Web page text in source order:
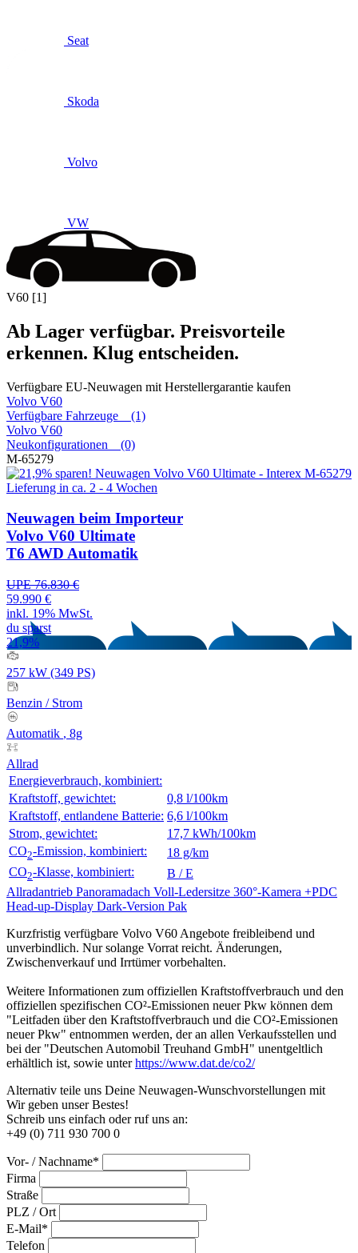
Seat
Skoda
Volvo
VW
V60 [1]
Ab Lager verfügbar. Preisvorteile
erkennen. Klug entscheiden.
Verfügbare EU-Neuwagen mit Herstellergarantie kaufen
Volvo V60
Verfügbare Fahrzeuge (1)
Volvo V60
Neukonfigurationen (0)
M-65279
Lieferung in ca. 2 - 4 Wochen
Neuwagen beim Importeur
Volvo V60 Ultimate
T6 AWD Automatik
UPE 76.830 €
59.990 €
inkl. 19% MwSt.
du sparst
21,9%
257 kW (349 PS)
Benzin / Strom
Automatik , 8g
Allrad
Energieverbrauch, kombiniert:
Kraftstoff, gewichtet:
0,8 l/100km
Kraftstoff, entlandene Batterie: 6,6 l/100km
Strom, gewichtet:
17,7 kWh/100km
CO2-Emission, kombiniert:
18 g/km
CO2-Klasse, kombiniert:
B / E
Allradantrieb Panoramadach Voll-Ledersitze 360°-Kamera +PDC
Head-up-Display Dark-Version Pak
Kurzfristig verfügbare Volvo V60 Angebote freibleibend und
unverbindlich. Nur solange Vorrat reicht. Änderungen,
Zwischenverkauf und Irrtümer vorbehalten.
Weitere Informationen zum offiziellen Kraftstoffverbrauch und den
offiziellen spezifischen CO²-Emissionen neuer Pkw können dem
"Leitfaden über den Kraftstoffverbrauch und die CO²-Emissionen
neuer Pkw" entnommen werden, der an allen Verkaufsstellen und
bei der "Deutschen Automobil Treuhand GmbH" unentgeltlich
erhältlich ist, sowie unterhttps://www.dat.de/co2/
Alternativ teile uns Deine Neuwagen-Wunschvorstellungen mit
Wir geben unser Bestes!
Schreib uns einfach oder ruf uns an:
+49 (0) 711 930 700 0
Vor- / Nachname*
Firma
Straße
PLZ / Ort
E-Mail*
Telefon